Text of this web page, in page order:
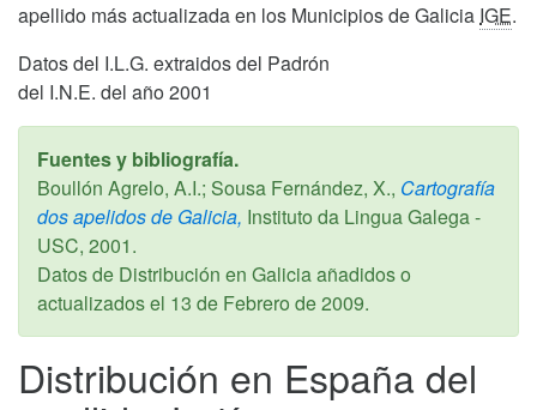
apellido más actualizada en los Municipios de Galicia IGE.
Datos del I.L.G. extraidos del Padrón
del I.N.E. del año 2001
Fuentes y bibliografía.
Boullón Agrelo, A.I.; Sousa Fernández, X., Cartografía
dos apelidos de Galicia, Instituto da Lingua Galega -
USC, 2001.
Datos de Distribución en Galicia añadidos o
actualizados el 13 de Febrero de 2009.
Distribución en España del